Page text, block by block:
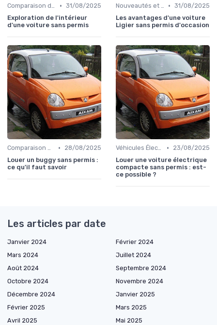
Comparaison des Modèles • 31/08/2025
Exploration de l'intérieur
d'une voiture sans permis
Nouveautés et Tendances • 31/08/2025
Les avantages d'une voiture
Ligier sans permis d'occasion
Comparaison des Modèles •
28/08/2025
Louer un buggy sans permis :
ce qu'il faut savoir
Véhicules Électriques sans Permis •
23/08/2025
Louer une voiture électrique
compacte sans permis : est-
ce possible ?
Les articles par date
Janvier 2024
Février 2024
Mars 2024
Juillet 2024
Août 2024
Septembre 2024
Octobre 2024
Novembre 2024
Décembre 2024
Janvier 2025
Février 2025
Mars 2025
Avril 2025
Mai 2025